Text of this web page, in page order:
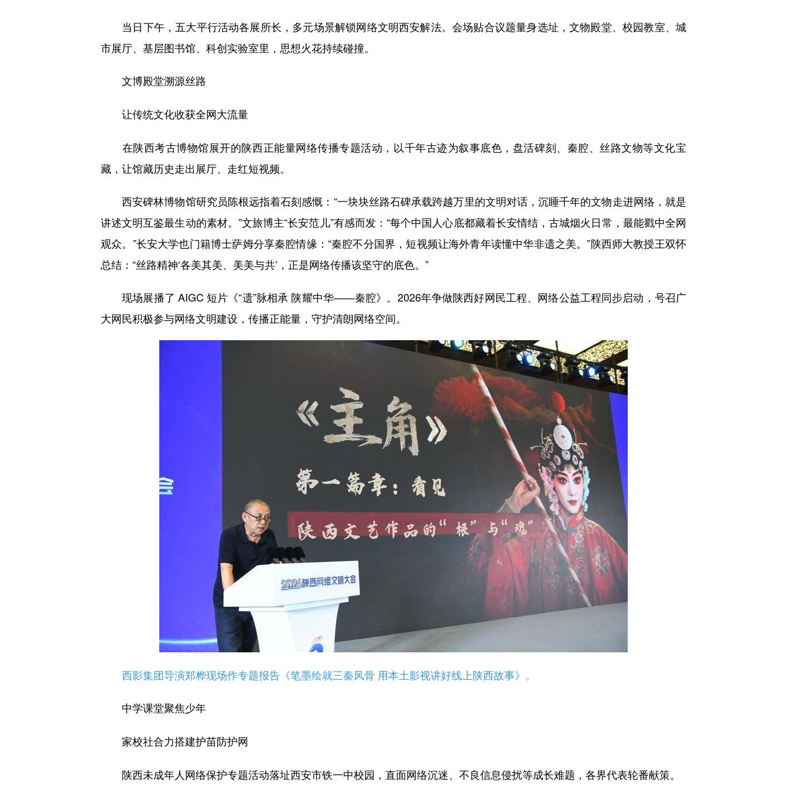
当日下午，五大平行活动各展所长，多元场景解锁网络文明西安解法。会场贴合议题量身选址，文物殿堂、校园教室、城
市展厅、基层图书馆、科创实验室里，思想火花持续碰撞。
文博殿堂溯源丝路
让传统文化收获全网大流量
在陕西考古博物馆展开的陕西正能量网络传播专题活动，以千年古迹为叙事底色，盘活碑刻、秦腔、丝路文物等文化宝
藏，让馆藏历史走出展厅、走红短视频。
西安碑林博物馆研究员陈根远指着石刻感慨：“一块块丝路石碑承载跨越万里的文明对话，沉睡千年的文物走进网络，就是
讲述文明互鉴最生动的素材。”文旅博主“长安范儿”有感而发：“每个中国人心底都藏着长安情结，古城烟火日常，最能戳中全网
观众。”长安大学也门籍博士萨姆分享秦腔情缘：“秦腔不分国界，短视频让海外青年读懂中华非遗之美。”陕西师大教授王双怀
总结：“丝路精神‘各美其美、美美与共’，正是网络传播该坚守的底色。”
现场展播了 AIGC 短片《“遗”脉相承 陕耀中华——秦腔》。2026年争做陕西好网民工程、网络公益工程同步启动，号召广
大网民积极参与网络文明建设，传播正能量，守护清朗网络空间。
西影集团导演郑桦现场作专题报告《笔墨绘就三秦风骨 用本土影视讲好线上陕西故事》。
中学课堂聚焦少年
家校社合力搭建护苗防护网
陕西未成年人网络保护专题活动落址西安市铁一中校园，直面网络沉迷、不良信息侵扰等成长难题，各界代表轮番献策。